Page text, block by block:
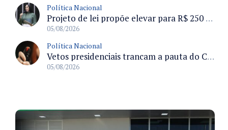
Política Nacional
Projeto de lei propõe elevar para R$ 250 mil limite de isenção do IPI para pessoas com deficiência e autismo
05/08/2026
Política Nacional
Vetos presidenciais trancam a pauta do Congresso com 87 itens pendentes e incluem trechos do Orçamento de 2026
05/08/2026